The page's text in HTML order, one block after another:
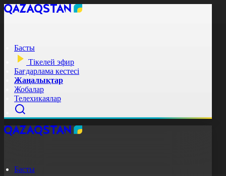
Басты
Тікелей эфир
Бағдарлама кестесі
Жаңалықтар
Жобалар
Телехикаялар
Басты